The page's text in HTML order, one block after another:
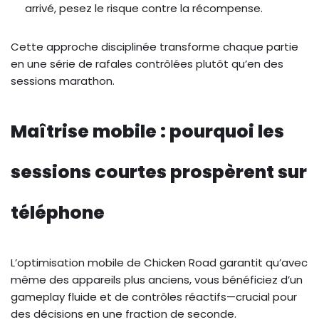
arrivé, pesez le risque contre la récompense.
Cette approche disciplinée transforme chaque partie
en une série de rafales contrôlées plutôt qu’en des
sessions marathon.
Maîtrise mobile : pourquoi les
sessions courtes prospèrent sur
téléphone
L’optimisation mobile de Chicken Road garantit qu’avec
même des appareils plus anciens, vous bénéficiez d’un
gameplay fluide et de contrôles réactifs—crucial pour
des décisions en une fraction de seconde.